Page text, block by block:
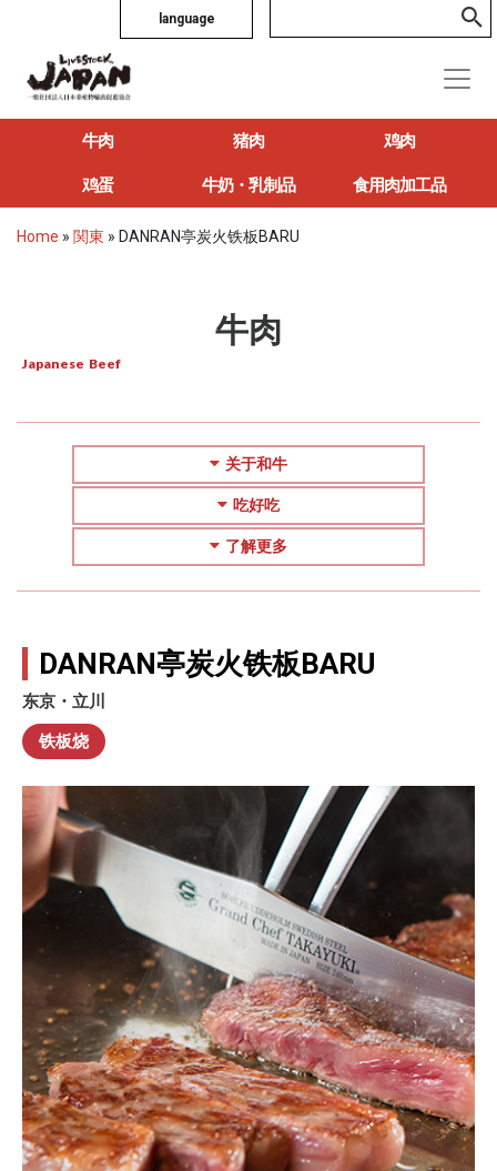
language
牛肉 猪肉 鸡肉
鸡蛋 牛奶・乳制品 食用肉加工品
Home » 関東 » DANRAN亭炭火铁板BARU
牛肉
Japanese Beef
关于和牛
吃好吃
了解更多
DANRAN亭炭火铁板BARU
东京・立川
铁板烧